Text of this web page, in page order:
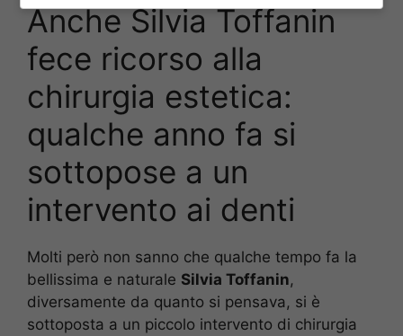
Anche Silvia Toffanin
fece ricorso alla
chirurgia estetica:
qualche anno fa si
sottopose a un
intervento ai denti
Molti però non sanno che qualche tempo fa la
bellissima e naturale Silvia Toffanin,
diversamente da quanto si pensava, si è
sottoposta a un piccolo intervento di chirurgia